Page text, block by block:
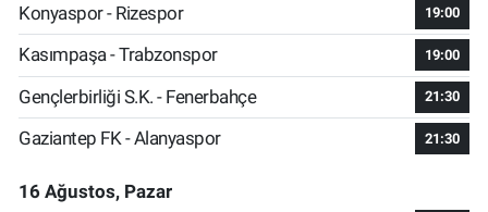
Konyaspor - Rizespor
19:00
Kasımpaşa - Trabzonspor 19:00
Gençlerbirliği S.K. - Fenerbahçe 21:30
Gaziantep FK - Alanyaspor 21:30
16 Ağustos, Pazar